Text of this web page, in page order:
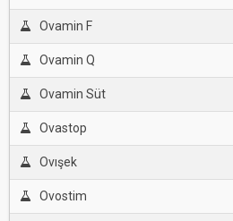
Ovamin F
Ovamin Q
Ovamin Süt
Ovastop
Ovışek
Ovostim